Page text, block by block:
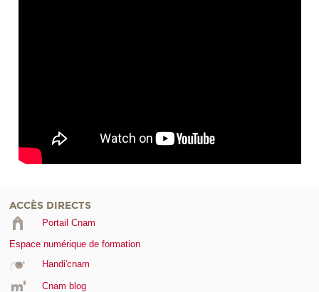
ACCÈS DIRECTS
Portail Cnam
Espace numérique de formation
Handi'cnam
Cnam blog